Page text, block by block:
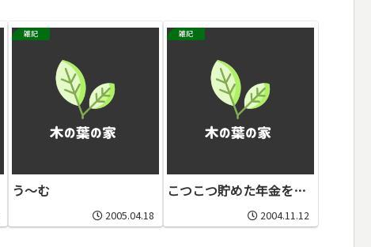
雑記
う～む
2005.04.18
雑記
こつこつ貯めた年金を…
2004.11.12